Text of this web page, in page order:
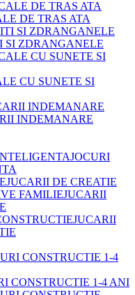
DE TRAS ATA
SI ZDRANGANELE
CU SUNETE SI
INDEMANARE
JOCURI
JUCARII DE CREATIE
JUCARII
JUCARII
CONSTRUCTIE 1-4 ANI